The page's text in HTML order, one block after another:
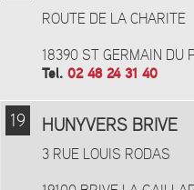
ROUTE DE LA CHARITE
18390 ST GERMAIN DU
Tel. 02 48 24 31 40
19 HUNYVERS BRIVE
3 RUE LOUIS RODAS